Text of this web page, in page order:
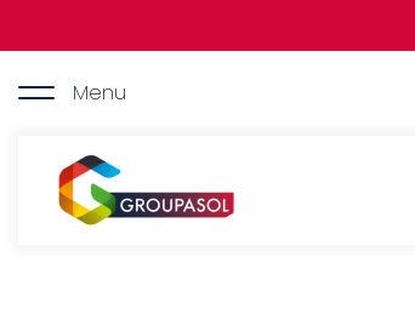
principalMenu
Groupasol